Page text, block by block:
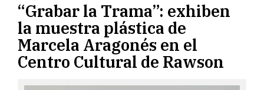
“Grabar la Trama”: exhiben
la muestra plástica de
Marcela Aragonés en el
Centro Cultural de Rawson